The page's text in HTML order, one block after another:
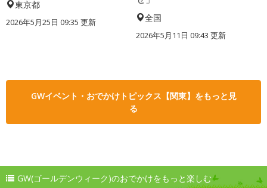
東京都
2026年5月25日 09:35 更新 全国
2026年5月11日 09:43 更新
GWイベント・おでかけトピックス【関東】をもっと見
る
GW(ゴールデンウィーク)のおでかけをもっと楽しむ